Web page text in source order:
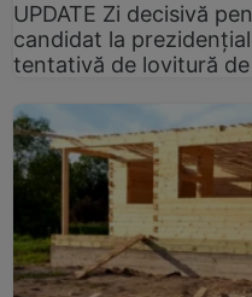
UPDATE Zi decisivă
candidat la
tentativă de lovitură